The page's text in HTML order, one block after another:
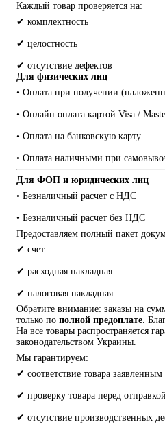
Каждый товар проверяется на:
✔ комплектность
✔ целостность
✔ отсутствие дефектов
Для физических лиц
• Оплата при получении
• Онлайн оплата картой Visa /
• Оплата на банковскую карту
• Оплата наличными при
Для ФОП и юридических лиц
• Безналичный расчет с НДС
• Безналичный расчет без НДС
Предоставляем полный пакет
✔ счет
✔ расходная накладная
✔ налоговая накладная
Обратите внимание: заказы на
только по полной предоплате.
На все товары распространяется
законодательством Украины.
Мы гарантируем:
✔ соответствие товара заявленным
✔ проверку товара перед отправкой
✔ отсутствие производственных